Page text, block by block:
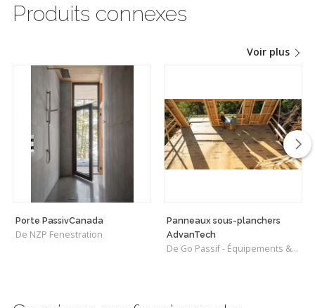
Produits connexes
Voir plus
Porte PassivCanada
De NZP Fenestration
Panneaux sous-planchers
AdvanTech
De Go Passif - Équipements & Matériaux